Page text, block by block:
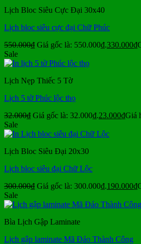
Lịch Bloc Siêu Cực Đại 30x40
Lịch bloc siêu cực đại Chữ Phúc
550.000₫ Giá gốc là: 550.000₫.330.000₫
Sale
Lịch Nẹp Thiếc 5 Tờ
Lịch 5 tờ Phúc lộc thọ
32.000₫ Giá gốc là: 32.000₫.23.000₫Giá
Sale
Lịch Bloc Siêu Đại 20x30
Lịch bloc siêu đại Chữ Lộc
300.000₫ Giá gốc là: 300.000₫.190.000₫
Sale
Bìa Lịch Gập Laminate
Lịch gập laminate Mã Đáo Thành Công